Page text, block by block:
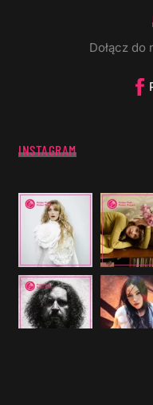
Dołącz do
INSTAGRAM